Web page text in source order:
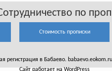
по
Стоимость прописки
регистрация в Бабаево.
Сайт работает на WordPress